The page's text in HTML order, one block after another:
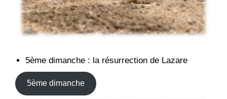
5ème dimanche : la résurrection de Lazare
5ème dimanche